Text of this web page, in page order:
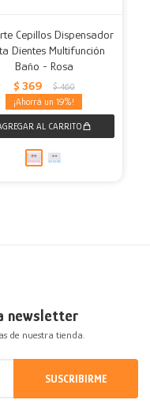
Cepillos Dispensador
Dientes Multifunción
Baño - Rosa
$ 369 $ 460
19
newsletter
de nuestra tienda.
SUSCRIBIRME